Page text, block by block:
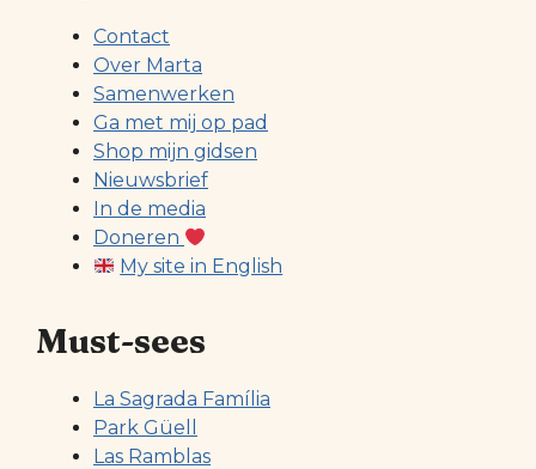
Contact
Over Marta
Samenwerken
Ga met mij op pad
Shop mijn gidsen
Nieuwsbrief
In de media
Doneren
My site in English
Must-sees
La Sagrada Família
Park Güell
Las Ramblas